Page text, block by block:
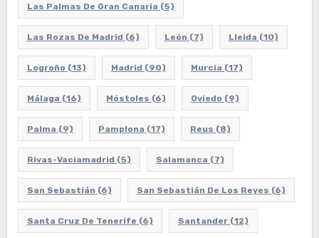
Las Palmas De Gran Canaria (5)
Las Rozas De Madrid (6) León (7) Lleida (10)
Logroño (13) Madrid (90) Murcia (17)
Málaga (16) Móstoles (6) Oviedo (9)
Palma (9) Pamplona (17) Reus (8)
Rivas-Vaciamadrid (5) Salamanca (7)
San Sebastián (6) San Sebastián De Los Reyes (6)
Santa Cruz De Tenerife (6) Santander(12)